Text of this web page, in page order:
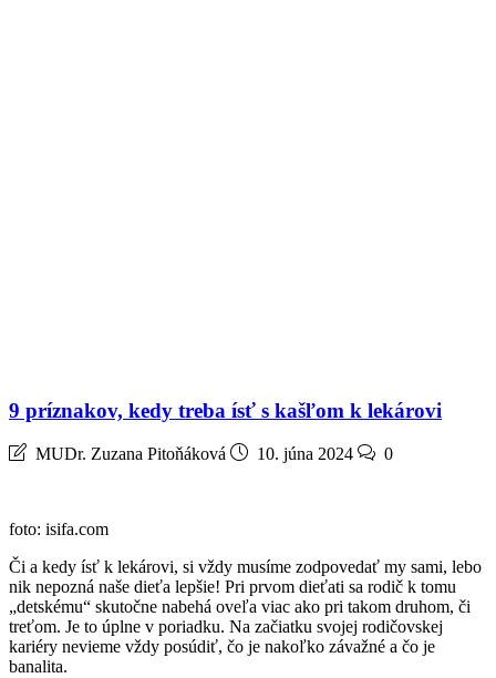
9 príznakov, kedy treba ísť s kašľom k lekárovi
MUDr. Zuzana Pitoňáková 10. júna 2024 0
foto: isifa.com
Či a kedy ísť k lekárovi, si vždy musíme zodpovedať my sami, lebo
nik nepozná naše dieťa lepšie! Pri prvom dieťati sa rodič k tomu
„detskému“ skutočne nabehá oveľa viac ako pri takom druhom, či
treťom. Je to úplne v poriadku. Na začiatku svojej rodičovskej
kariéry nevieme vždy posúdiť, čo je nakoľko závažné a čo je
banalita.